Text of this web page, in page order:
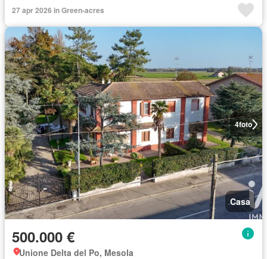
27 apr 2026 in Green-acres
4foto
Casa
500.000 €
Unione Delta del Po, Mesola